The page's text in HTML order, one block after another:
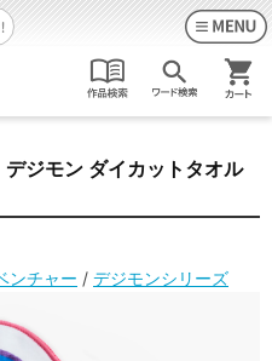
デジモン ダイカットタオル
ンチャー / デジモンシリーズ